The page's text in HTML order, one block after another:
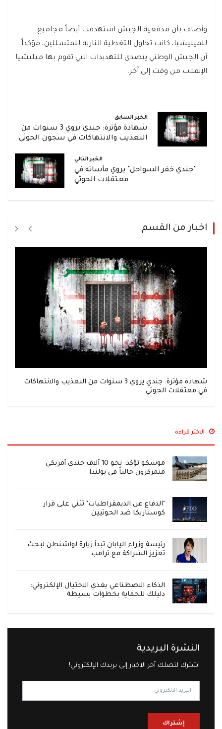
وأضاف بأن مدفعية الجيش استهدفت أيضاً مجاميع
للميليشيا، كانت تحاول التغطية النارية للمتسللين، مؤكداً
أن الجيش الوطني يتصدى للتهديدات التي تقوم بها ميليشيا
الإنقلاب من وقت إلى آخر.
الخبر السابق
شهادة مؤثرة: جندي يروي 3 سنوات من
التعذيب والانتهاكات في سجون الحوثي
الخبر التالي
"جندي خفر السواحل" يروي مأساته في
معتقلات الحوثي
اخبار من القسم
شهادة مؤثرة: جندي يروي 3 سنوات من التعذيب والانتهاكات
في معتقلات الحوثي
الاكثر قراءة
موسكو تؤكد: نحو 10 آلاف جندي أمريكي
متمركزون حالياً في بولندا
"الدفاع عن الديمقراطيات" تثني على قرار
كوستاريكا ضد الحوثيين
رئيسة وزراء اليابان تبدأ زيارة لواشنطن لبحث
تعزيز الشراكة مع ترامب
الذكاء الاصطناعي يغذي الاحتيال الإلكتروني:
دليلك للحماية بخطوات بسيطة
النشرة البريدية
اشترك لتصلك آخر الاخبار إلى بريدك الإلكتروني!
إشتراك